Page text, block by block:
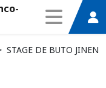
STAGE DE BUTO JINEN